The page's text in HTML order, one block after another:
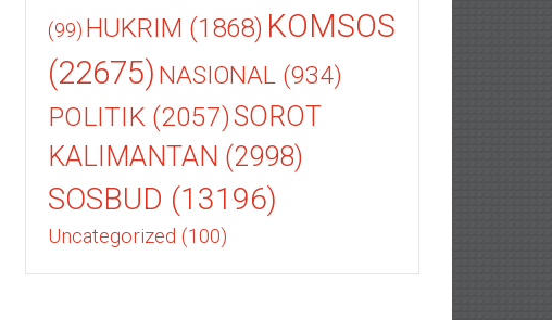
(99) HUKRIM (1868) KOMSOS
(22675) NASIONAL (934)
POLITIK (2057)SOROT
KALIMANTAN (2998)
SOSBUD (13196)
Uncategorized (100)